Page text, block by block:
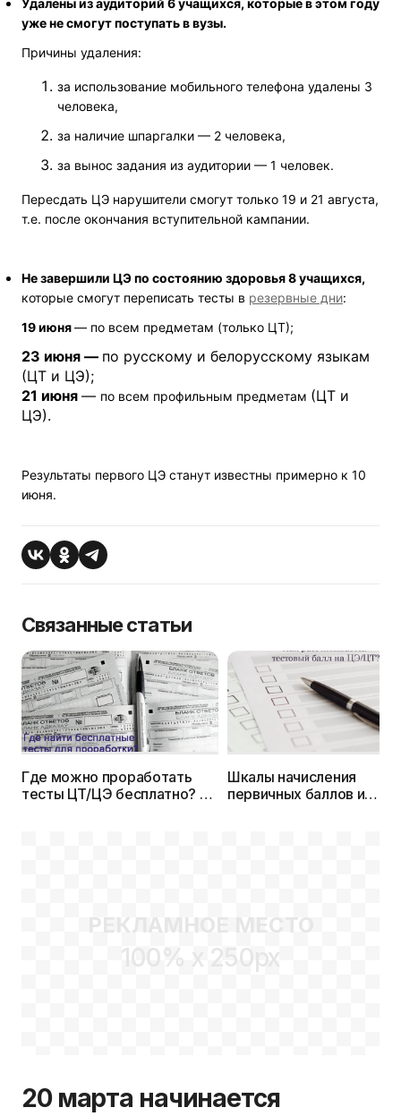
Удалены из аудиторий 6 учащихся, которые в этом году
уже не смогут поступать в вузы.
Причины удаления:
за использование мобильного телефона удалены 3
человека,
за наличие шпаргалки — 2 человека,
за вынос задания из аудитории — 1 человек.
Пересдать ЦЭ нарушители смогут только 19 и 21 августа,
т.е. после окончания вступительной кампании.
Не завершили ЦЭ по состоянию здоровья 8 учащихся,
которые смогут переписать тесты в резервные дни:
19 июня— по всем предметам (только ЦТ);
23 июня — по русскому и белорусскому языкам
(ЦТ и ЦЭ);
21 июня — по всем профильным предметам (ЦТ и
ЦЭ).
Результаты первого ЦЭ станут известны примерно к 10
июня.
Связанные статьи
Где можно проработать
тесты ЦТ/ЦЭ бесплатно? –
Шкалы начисления
первичных баллов и
РЕКЛАМНОЕ МЕСТО
100% x 250px
20 марта начинается